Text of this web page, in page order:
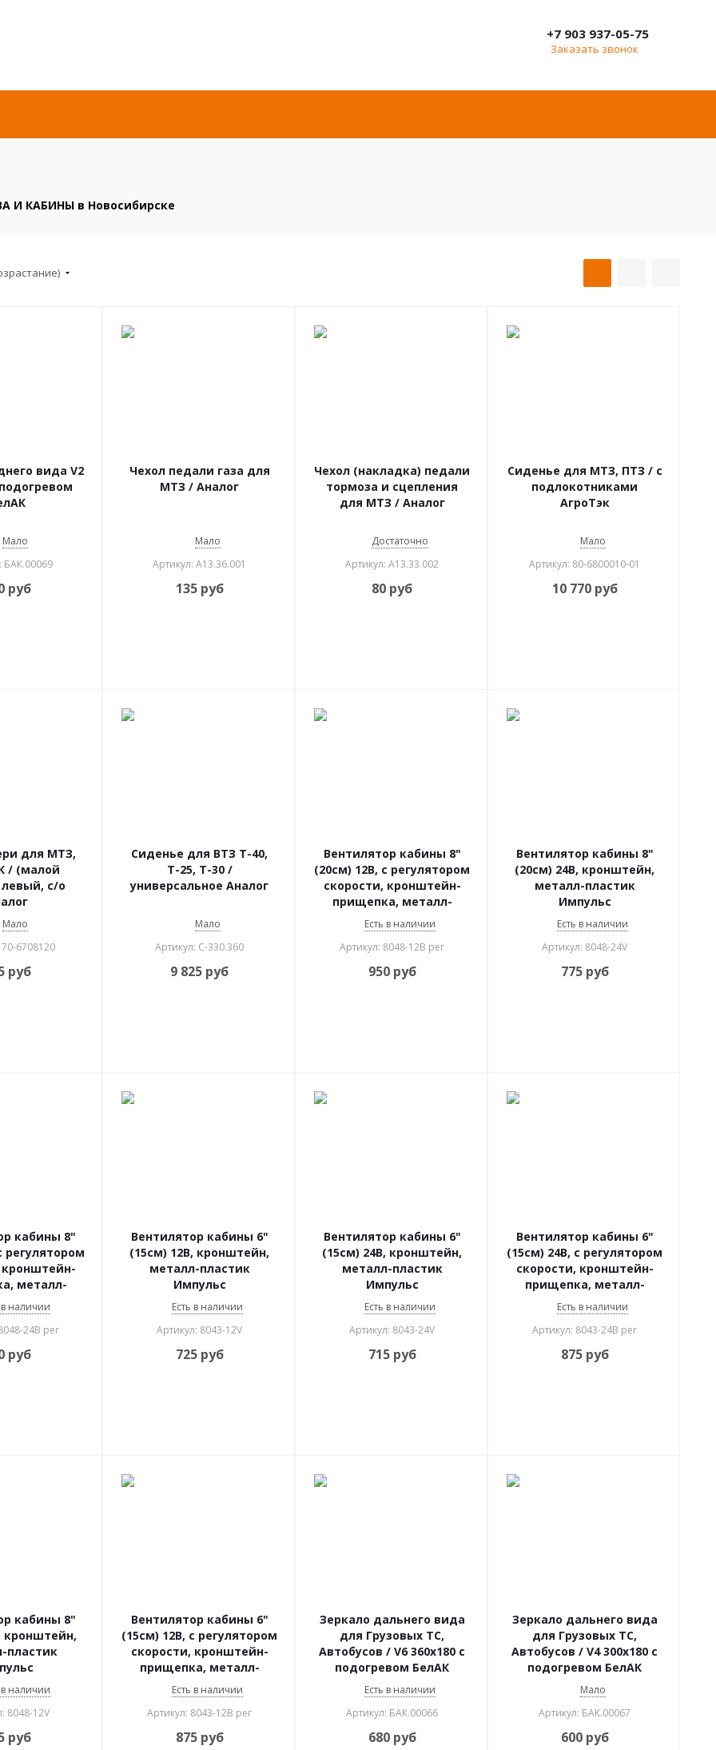
+7 903 937-05-75
Заказать звонок
И КАБИНЫ в Новосибирске
вида V2
Мало
БАК.00069
руб
Чехол педали газа для
МТЗ / Аналог
Мало
Артикул: А13.36.001
135руб
Чехол (накладка) педали
тормоза и сцепления
для МТЗ / Аналог
Достаточно
Артикул: А13.33.002
80 руб
Сиденье для МТЗ, ПТЗ / c
подлокотниками
АгроТэк
Мало
Артикул: 80-6800010-01
10 770руб
для МТЗ,
/ (малой
с/о
Мало
6708120
руб
Сиденье для ВТЗ Т-40,
Т-25, Т-30 /
универсальное Аналог
Мало
Артикул: С-330.360
9 825 руб
Вентилятор кабины 8"
(20см) 12В, с регулятором
скорости, кронштейн-
прищепка, металл-
пластик Импульс
Есть в наличии
Артикул: 8048-12В рег
950руб
Вентилятор кабины 8"
(20см) 24В, кронштейн,
металл-пластик
Импульс
Есть в наличии
Артикул: 8048-24V
775руб
кабины 8"
регулятором
кронштейн-
металл-
Импульс
в наличии
24В рег
руб
Вентилятор кабины 6"
(15см) 12В, кронштейн,
металл-пластик
Импульс
Есть в наличии
Артикул: 8043-12V
725руб
Вентилятор кабины 6"
(15см) 24В, кронштейн,
металл-пластик
Импульс
Есть в наличии
Артикул: 8043-24V
715руб
Вентилятор кабины 6"
(15см) 24В, с регулятором
скорости, кронштейн-
прищепка, металл-
пластик Импульс
Есть в наличии
Артикул: 8043-24В рег
875руб
кабины 8"
кронштейн,
пластик
в наличии
8048-12V
руб
Вентилятор кабины 6"
(15см) 12В, с регулятором
скорости, кронштейн-
прищепка, металл-
пластик Импульс
Есть в наличии
Артикул: 8043-12В рег
875руб
Зеркало дальнего вида
для Грузовых ТС,
Автобусов / V6 360х180 с
подогревом БелАК
Есть в наличии
Артикул: БАК.00066
680руб
Зеркало дальнего вида
для Грузовых ТС,
Автобусов / V4 300х180 с
подогревом БелАК
Мало
Артикул: БАК.00067
600руб